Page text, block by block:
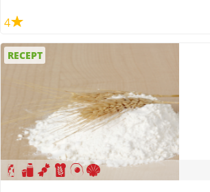
4
RECEPT